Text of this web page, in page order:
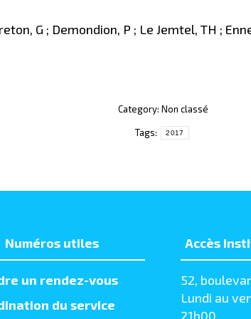
G ; Demondion, P ; Le Jemtel, TH ;
Category: Non classé
Tags: 2017
Numéros utiles
un rendez-vous
du service
Accès
52,
Lundi au
21h00